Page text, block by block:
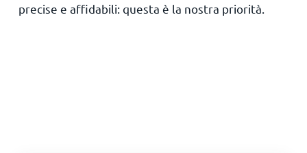
precise e affidabili: questa è la nostra priorità.